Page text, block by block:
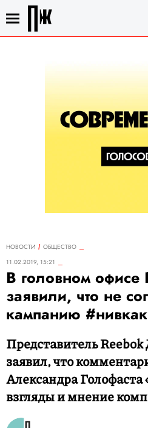
НОВОСТИ
ОБЩЕСТВО
11.02.2019, 15:21
В головном офисе
заявили, что не
кампанию
Представитель
заявил, что
Александра
взгляды и мнение